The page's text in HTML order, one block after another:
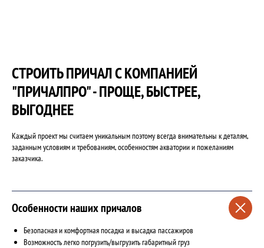
СТРОИТЬ ПРИЧАЛ С КОМПАНИЕЙ
"ПРИЧАЛПРО" - ПРОЩЕ, БЫСТРЕЕ,
ВЫГОДНЕЕ
Каждый проект мы считаем уникальным поэтому всегда внимательны к деталям,
заданным условиям и требованиям, особенностям акватории и пожеланиям
заказчика.
Особенности наших причалов
Безопасная и комфортная посадка и высадка пассажиров
Возможность легко погрузить/выгрузить габаритный груз